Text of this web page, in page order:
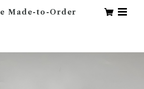
Made-to-Order